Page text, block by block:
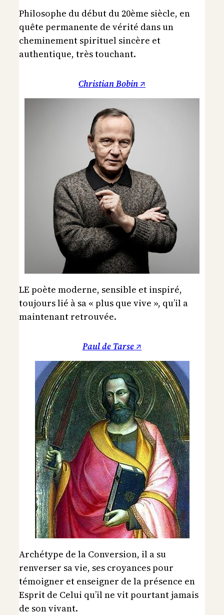
Philosophe du début du 20ème siècle, en
quête permanente de vérité dans un
cheminement spirituel sincère et
authentique, très touchant.
Christian Bobin ↗
LE poète moderne, sensible et inspiré,
toujours lié à sa « plus que vive », qu’il a
maintenant retrouvée.
Paul de Tarse ↗
Archétype de la Conversion, il a su
renverser sa vie, ses croyances pour
témoigner et enseigner de la présence en
Esprit de Celui qu’il ne vit pourtant jamais
de son vivant.